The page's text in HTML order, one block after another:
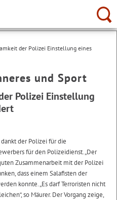
der Polizei Einstellung eines
und Sport
Polizei Einstellung
der Polizei für die
für den Polizeidienst. „Der
Zusammenarbeit mit der Polizei
dass einem Salafisten der
konnte. „Es darf Terroristen nicht
so Mäurer. Der Vorgang zeige,